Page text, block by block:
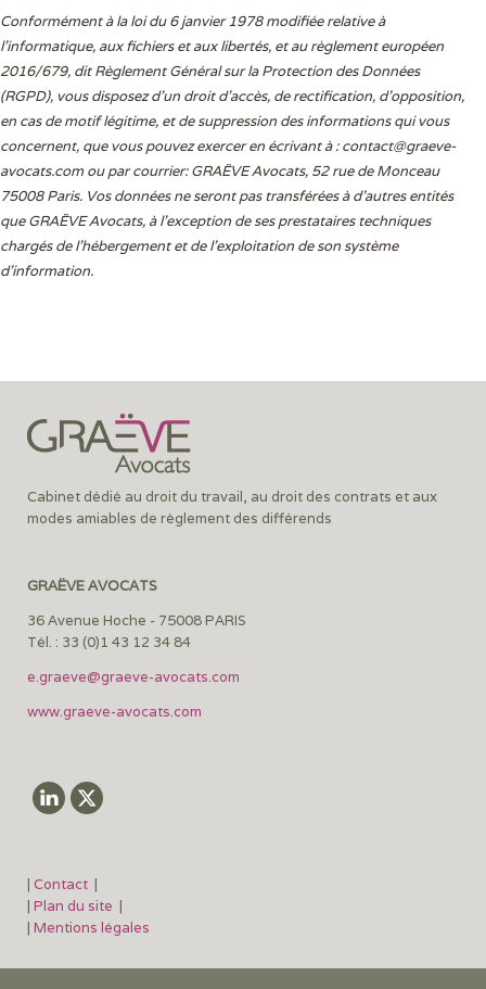
Conformément à la loi du 6 janvier 1978 modifiée relative à
l'informatique, aux fichiers et aux libertés, et au règlement européen
2016/679, dit Règlement Général sur la Protection des Données
(RGPD), vous disposez d’un droit d’accès, de rectification, d’opposition,
en cas de motif légitime, et de suppression des informations qui vous
concernent, que vous pouvez exercer en écrivant à :contact@graeve-
avocats.com ou par courrier: GRAËVE Avocats, 52 rue de Monceau
75008 Paris. Vos données ne seront pas transférées à d’autres entités
que GRAËVE Avocats, à l’exception de ses prestataires techniques
chargés de l’hébergement et de l’exploitation de son système
d’information.
Cabinet dédié au droit du travail, au droit des contrats et aux
modes amiables de règlement des différends
GRAËVE AVOCATS
36 Avenue Hoche - 75008 PARIS
Tél. : 33 (0)1 43 12 34 84
e.graeve@graeve-avocats.com
www.graeve-avocats.com
| Contact |
| Plan du site |
| Mentions légales